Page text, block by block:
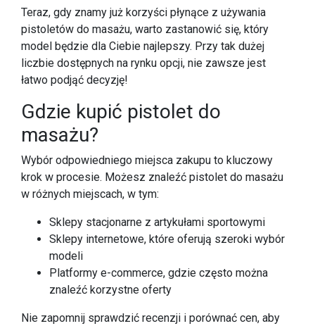
Teraz, gdy znamy już korzyści płynące z używania
pistoletów do masażu, warto zastanowić się, który
model będzie dla Ciebie najlepszy. Przy tak dużej
liczbie dostępnych na rynku opcji, nie zawsze jest
łatwo podjąć decyzję!
Gdzie kupić pistolet do
masażu?
Wybór odpowiedniego miejsca zakupu to kluczowy
krok w procesie. Możesz znaleźć pistolet do masażu
w różnych miejscach, w tym:
Sklepy stacjonarne z artykułami sportowymi
Sklepy internetowe, które oferują szeroki wybór
modeli
Platformy e-commerce, gdzie często można
znaleźć korzystne oferty
Nie zapomnij sprawdzić recenzji i porównać cen, aby